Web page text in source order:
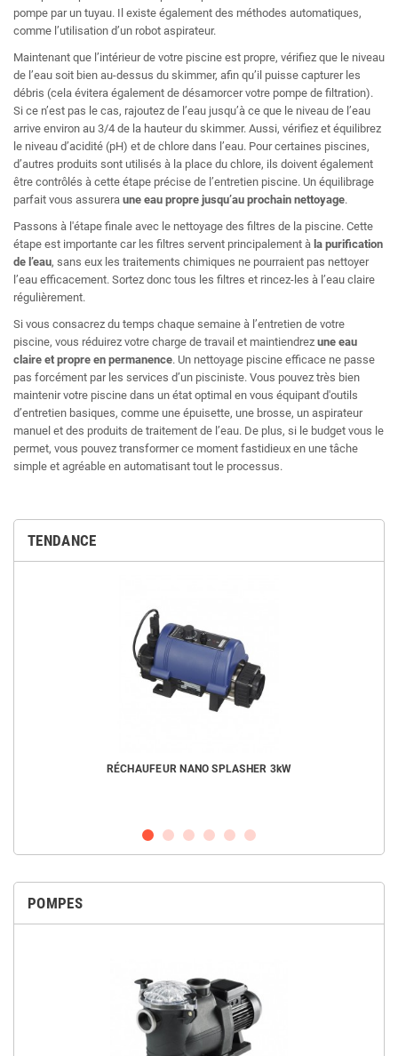
TENDANCE
RÉCHAUFEUR NANO SPLASHER 3kW
POMPES
pompe par un tuyau. Il existe également des méthodes automatiques,
comme l’utilisation d’un robot aspirateur.
Maintenant que l’intérieur de votre piscine est propre, vérifiez que le niveau
de l’eau soit bien au-dessus du skimmer, afin qu’il puisse capturer les
débris (cela évitera également de désamorcer votre pompe de filtration).
Si ce n’est pas le cas, rajoutez de l’eau jusqu’à ce que le niveau de l’eau
arrive environ au 3/4 de la hauteur du skimmer. Aussi, vérifiez et équilibrez
le niveau d’acidité (pH) et de chlore dans l’eau. Pour certaines piscines,
d’autres produits sont utilisés à la place du chlore, ils doivent également
être contrôlés à cette étape précise de l’entretien piscine. Un équilibrage
parfait vous assurera une eau propre jusqu’au prochain nettoyage.
Passons à l'étape finale avec le nettoyage des filtres de la piscine. Cette
étape est importante car les filtres servent principalement à la purification
de l’eau, sans eux les traitements chimiques ne pourraient pas nettoyer
l’eau efficacement. Sortez donc tous les filtres et rincez-les à l’eau claire
régulièrement.
Si vous consacrez du temps chaque semaine à l’entretien de votre
piscine, vous réduirez votre charge de travail et maintiendrez une eau
claire et propre en permanence. Un nettoyage piscine efficace ne passe
pas forcément par les services d’un pisciniste. Vous pouvez très bien
maintenir votre piscine dans un état optimal en vous équipant d'outils
d’entretien basiques, comme une épuisette, une brosse, un aspirateur
manuel et des produits de traitement de l’eau. De plus, si le budget vous le
permet, vous pouvez transformer ce moment fastidieux en une tâche
simple et agréable en automatisant tout le processus.